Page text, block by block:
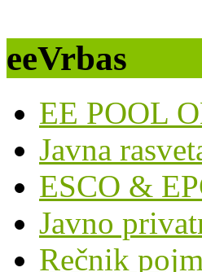
eeVrbas
EE POOL
Javna
ESCO &
Javno
Rečnik